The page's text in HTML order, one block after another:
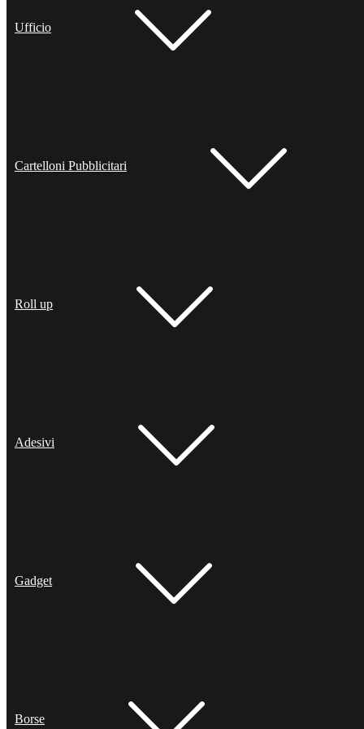
Ufficio
Cartelloni Pubblicitari
Roll up
Adesivi
Gadget
Borse